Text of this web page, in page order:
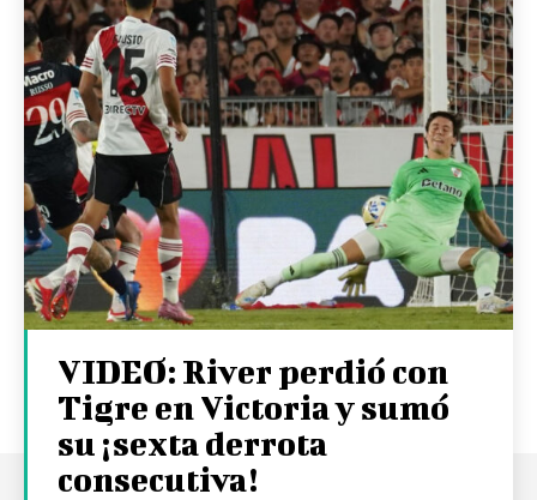
VIDEO: River perdió con
Tigre en Victoria y sumó
su ¡sexta derrota
consecutiva!